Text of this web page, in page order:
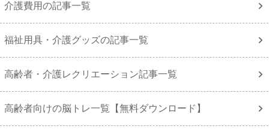
介護費用の記事一覧
福祉用具・介護グッズの記事一覧
高齢者・介護レクリエーション記事一覧
高齢者向けの脳トレ一覧【無料ダウンロード】